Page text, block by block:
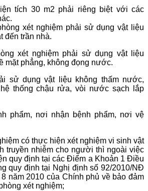
tích 30 m2 phải riêng biệt với các
xét nghiệm phải sử dụng vật liệu
đến trần nhà.
xét nghiệm phải sử dụng vật liệu
mặt phẳng, không đọng nước.
sử dụng vật liệu không thấm nước,
thống chậu rửa, vòi nước sạch lắp
phẩm, nơi nhận bệnh phẩm, nơi vệ
có thực hiện xét nghiệm vi sinh vật
truyền nhiễm cho người thì ngoài việc
quy định tại các Điểm a Khoản 1 Điều
quy định tại Nghị định số 92/2010/NĐ
năm 2010 của Chính phủ về bảo đảm
xét nghiệm;